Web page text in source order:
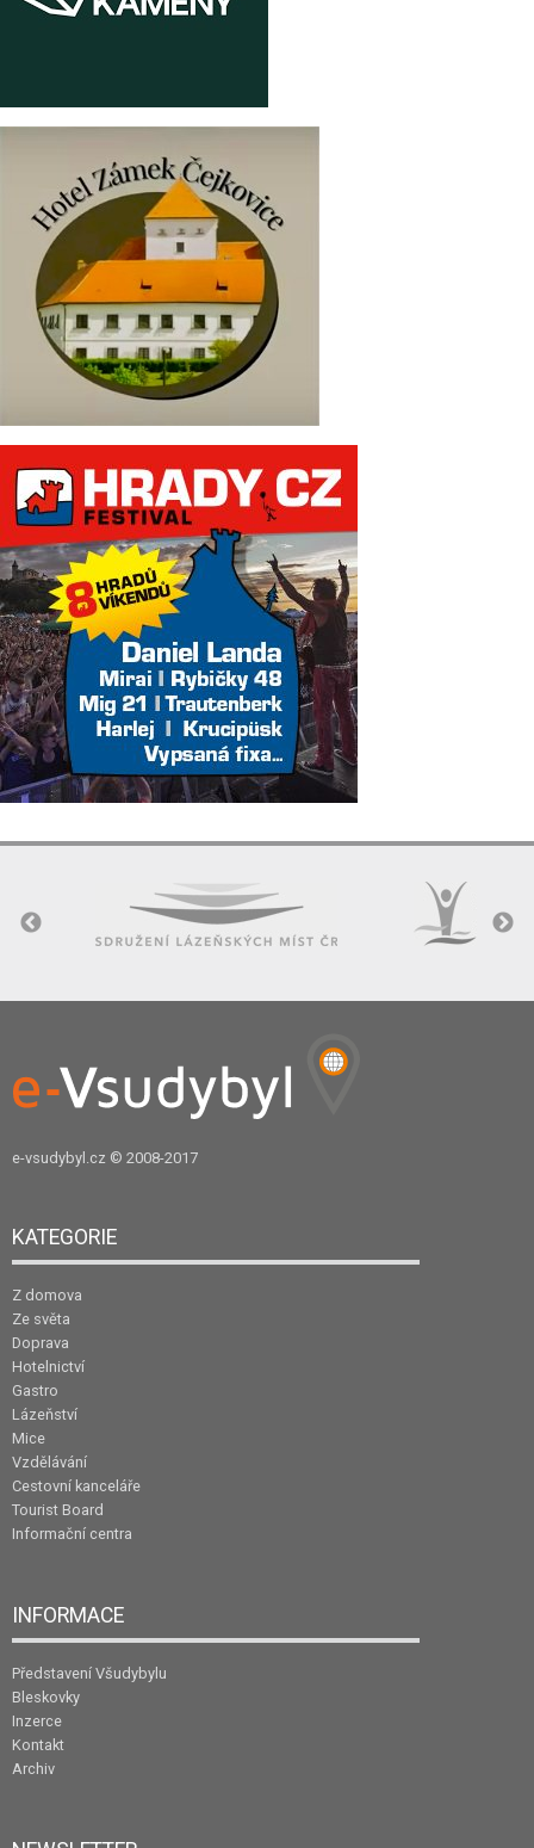
e-vsudybyl.cz © 2008-2017
KATEGORIE
Z domova
Ze světa
Doprava
Hotelnictví
Gastro
Lázeňství
Mice
Vzdělávání
Cestovní kanceláře
Tourist Board
Informační centra
INFORMACE
Představení Všudybylu
Bleskovky
Inzerce
Kontakt
Archiv